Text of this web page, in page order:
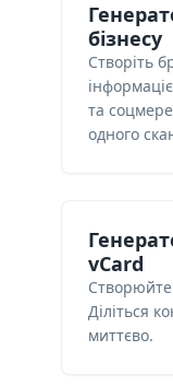
бізнесу
Створіть
та
одного
vCard
Створюйте
Діліться
миттєво.